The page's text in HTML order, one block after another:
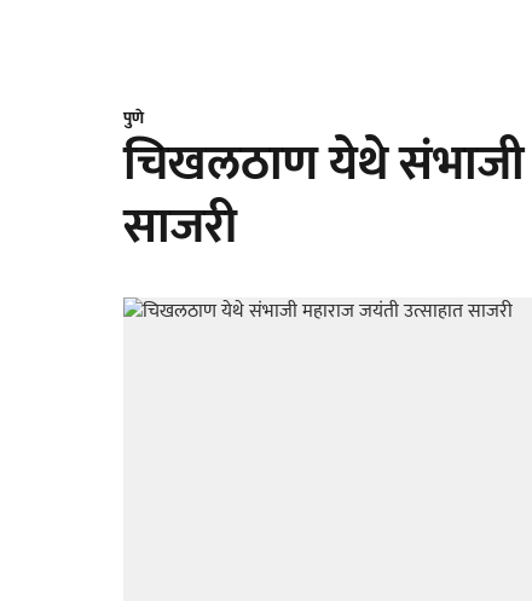
पुणे
चिखलठाण येथे संभाजी
साजरी